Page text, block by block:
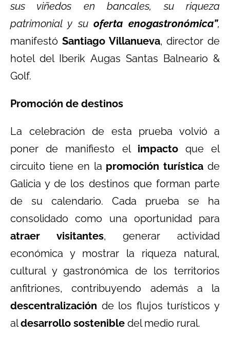
sus viñedos en bancales, su riqueza
patrimonial y suoferta enogastronómica”,
manifestó Santiago Villanueva, director de
hotel del Iberik Augas Santas Balneario &
Golf.
Promoción de destinos
La celebración de esta prueba volvió a
poner de manifiesto el impactoque el
circuito tiene en la promoción turística de
Galicia y de los destinos que forman parte
de su calendario. Cada prueba se ha
consolidado como una oportunidad para
atraer visitantes, generar actividad
económica y mostrar la riqueza natural,
cultural y gastronómica de los territorios
anfitriones, contribuyendo además a la
descentralización de los flujos turísticos y
aldesarrollo sostenible del medio rural.